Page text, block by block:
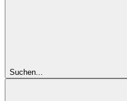
Suchen...